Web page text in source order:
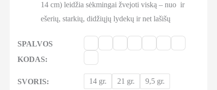
14 cm) leidžia sėkmingai žvejoti viską – nuo ir
ešerių, starkių, didžiųjų lydekų ir net lašišų
SPALVOS
KODAS:
SVORIS: 14 gr. 21 gr. 9,5 gr.